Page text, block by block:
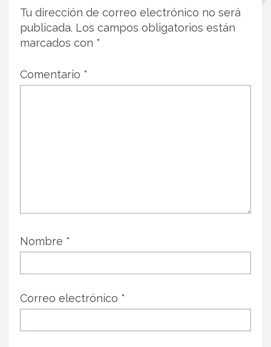
Tu dirección de correo electrónico no será
publicada. Los campos obligatorios están
marcados con *
Comentario *
Nombre *
Correo electrónico *